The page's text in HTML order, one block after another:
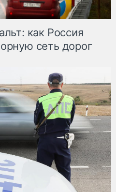
как Россия
сеть дорог